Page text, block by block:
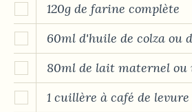
120g de farine complète
60ml d'huile de colza ou
80ml de lait maternel
1 cuillère à café de